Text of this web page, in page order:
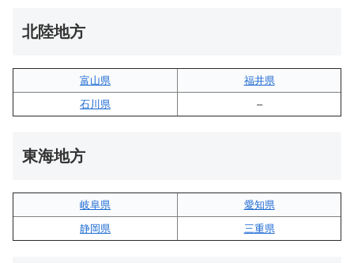
北陸地方
富山県
福井県
石川県
–
東海地方
岐阜県
愛知県
静岡県
三重県